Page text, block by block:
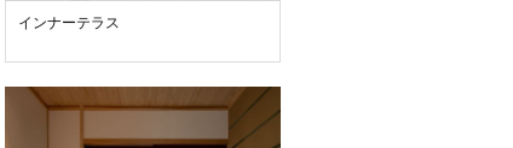
インナーテラス